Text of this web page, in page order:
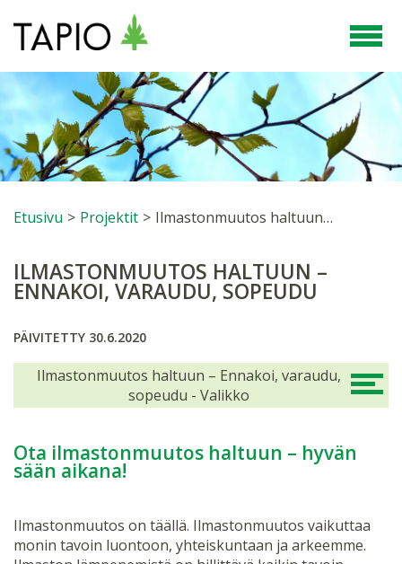
Etusivu > Projektit > Ilmastonmuutos haltuun – Ennakoi, varaudu, sopeudu
ILMASTONMUUTOS HALTUUN –
ENNAKOI, VARAUDU, SOPEUDU
PÄIVITETTY 30.6.2020
Ota ilmastonmuutos haltuun – hyvän
sään aikana!
Ilmastonmuutos on täällä. Ilmastonmuutos vaikuttaa
monin tavoin luontoon, yhteiskuntaan ja arkeemme.
Ilmastonmuutos haltuun – Ennakoi, varaudu,
sopeudu - Valikko